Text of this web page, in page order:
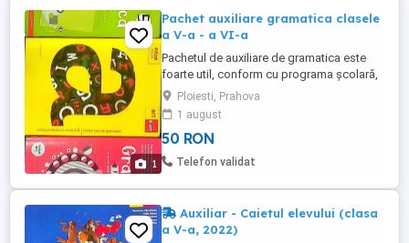
1
Pachet auxiliare gramatica clasele
a V-a - a VI-a
Pachetul de auxiliare de gramatica este
foarte util, conform cu programa școlară,
toate trei sunt în stare foarte bună. Se
vând fie împreună (50 de lei), fie separat
(15 lei . bucată)
Ploiesti, Prahova
1 august
50 RON
Telefon validat
Auxiliar - Caietul elevului (clasa
a V-a, 2022)